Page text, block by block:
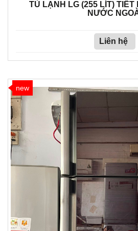
TỦ LẠNH LG (255 LÍT)
NƯỚC
Liên hệ
new